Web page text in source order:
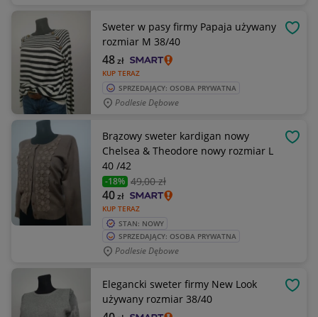
Sweter w pasy firmy Papaja używany
rozmiar M 38/40
KUP TERAZ
48zł
SPRZEDAJĄCY: OSOBA PRYWATNA
Podlesie Dębowe
Brązowy sweter kardigan nowy
Chelsea & Theodore nowy rozmiar L
40 /42
-18% 49,00 zł
KUP TERAZ
40zł
STAN: NOWY
SPRZEDAJĄCY: OSOBA PRYWATNA
Podlesie Dębowe
Elegancki sweter firmy New Look
używany rozmiar 38/40